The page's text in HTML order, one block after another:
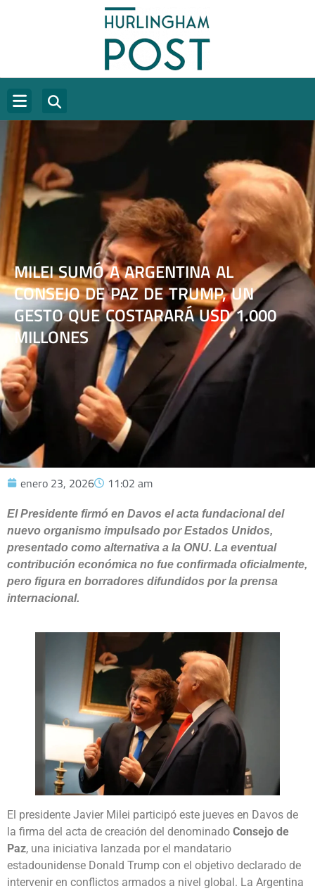
MILEI SUMÓ A ARGENTINA AL
CONSEJO DE PAZ DE TRUMP, UN
GESTO QUE COSTARARÁ USD 1.000
MILLONES
enero 23, 2026 11:02 am
El Presidente firmó en Davos el acta fundacional del
nuevo organismo impulsado por Estados Unidos,
presentado como alternativa a la ONU. La eventual
contribución económica no fue confirmada oficialmente,
pero figura en borradores difundidos por la prensa
internacional.
El presidente Javier Milei participó este jueves en Davos de
la firma del acta de creación del denominado Consejo de
Paz, una iniciativa lanzada por el mandatario
estadounidense Donald Trump con el objetivo declarado de
intervenir en conflictos armados a nivel global. La Argentina